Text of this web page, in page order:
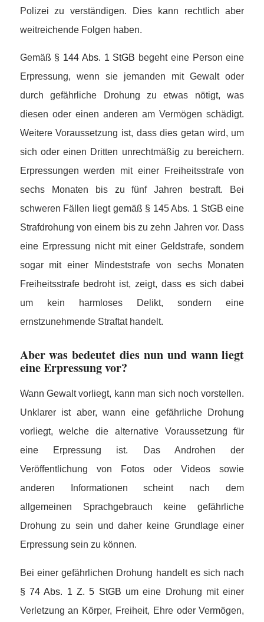
Polizei zu verständigen. Dies kann rechtlich aber
weitreichende Folgen haben.
Gemäß § 144 Abs. 1 StGB begeht eine Person eine
Erpressung, wenn sie jemanden mit Gewalt oder
durch gefährliche Drohung zu etwas nötigt, was
diesen oder einen anderen am Vermögen schädigt.
Weitere Voraussetzung ist, dass dies getan wird, um
sich oder einen Dritten unrechtmäßig zu bereichern.
Erpressungen werden mit einer Freiheitsstrafe von
sechs Monaten bis zu fünf Jahren bestraft. Bei
schweren Fällen liegt gemäß § 145 Abs. 1 StGB eine
Strafdrohung von einem bis zu zehn Jahren vor. Dass
eine Erpressung nicht mit einer Geldstrafe, sondern
sogar mit einer Mindeststrafe von sechs Monaten
Freiheitsstrafe bedroht ist, zeigt, dass es sich dabei
um kein harmloses Delikt, sondern eine
ernstzunehmende Straftat handelt.
Aber was bedeutet dies nun und wann liegt
eine Erpressung vor?
Wann Gewalt vorliegt, kann man sich noch vorstellen.
Unklarer ist aber, wann eine gefährliche Drohung
vorliegt, welche die alternative Voraussetzung für
eine Erpressung ist. Das Androhen der
Veröffentlichung von Fotos oder Videos sowie
anderen Informationen scheint nach dem
allgemeinen Sprachgebrauch keine gefährliche
Drohung zu sein und daher keine Grundlage einer
Erpressung sein zu können.
Bei einer gefährlichen Drohung handelt es sich nach
§ 74 Abs. 1 Z. 5 StGB um eine Drohung mit einer
Verletzung an Körper, Freiheit, Ehre oder Vermögen,